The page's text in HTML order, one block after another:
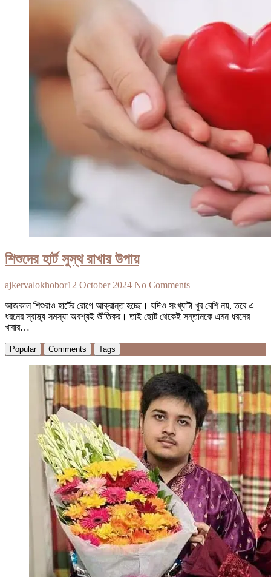
শিশুদের হার্ট সুস্থ রাখার উপায়
ajkervalokhobor12 October 2024 No Comments
আজকাল শিশুরাও হার্টের রোগে আক্রান্ত হচ্ছে। যদিও সংখ্যাটা খুব বেশি নয়, তবে এ
ধরনের স্বাস্থ্য সমস্যা অবশ্যই ভীতিকর। তাই ছোট থেকেই সন্তানকে এমন ধরনের
খাবার…
Popular Comments Tags